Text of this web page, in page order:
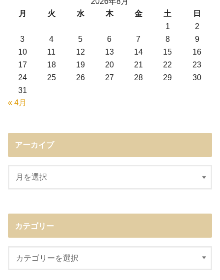
月
火 水 木 金 土
日
1
2
3
4 5 6 7 8
9
10
11 12 13 14 15
16
17
18 19 20 21 22
23
24
25 26 27 28 29
30
31
« 4月
アーカイブ
カテゴリー